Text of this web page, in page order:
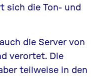
sich die Ton- und
die Server von
verortet. Die
teilweise in den